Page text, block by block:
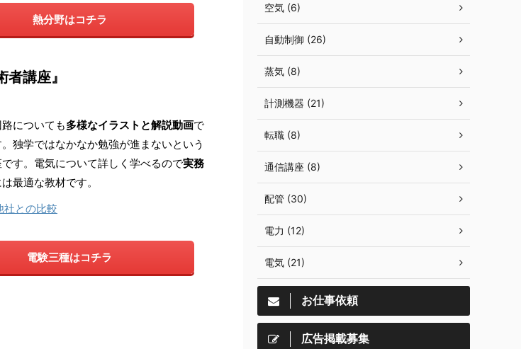
熱分野はコチラ
講座』
についても多様なイラストと解説動画で
独学ではなかなか勉強が進まないという
す。電気について詳しく学べるので実務
最適な教材です。
社との比較
電験三種はコチラ
空気 (6)
自動制御 (26)
蒸気 (8)
計測機器 (21)
転職 (8)
通信講座 (8)
配管 (30)
電力 (12)
電気 (21)
お仕事依頼
広告掲載募集